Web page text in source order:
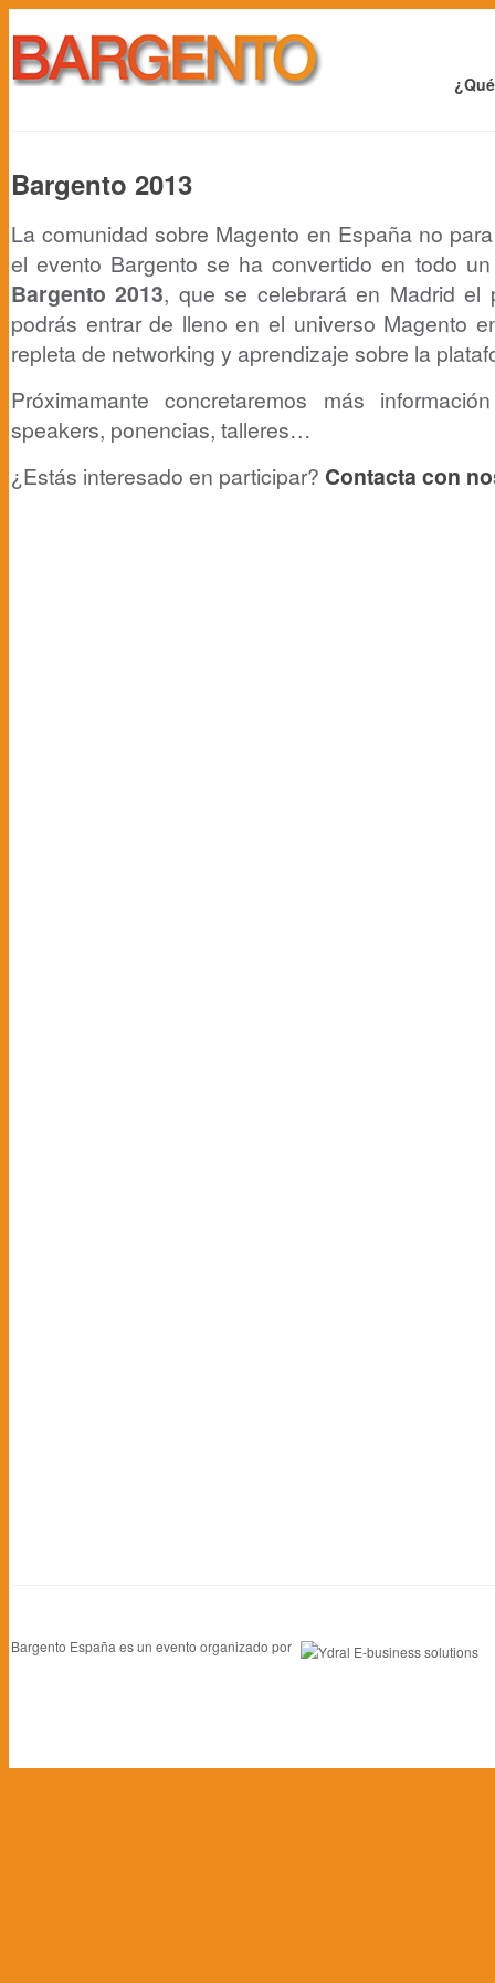
Bargento 2013
La comunidad sobre Magento en España no
el evento Bargento se ha convertido en todo
Bargento 2013, que se celebrará en Madrid el
podrás entrar de lleno en el universo Magento
repleta de networking y aprendizaje sobre la
Próximamante concretaremos más
speakers, ponencias, talleres…
¿Estás interesado en participar? Contacta con
Bargento España es un evento organizado por